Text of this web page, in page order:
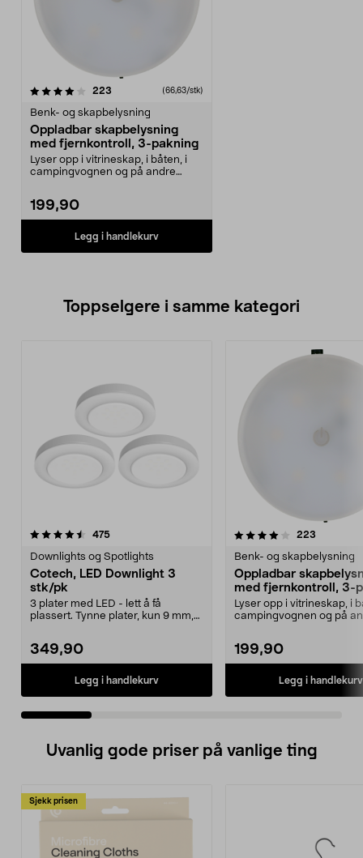
223 anmeldelser(66,63/stk)
Benk- og skapbelysning
Oppladbar skapbelysning
med fjernkontroll, 3-pakning
Lyser opp i vitrineskap, i båten, i
campingvognen og på andre
199,90
Legg i handlekurv
Toppselgere i samme kategori
475anmeldelser
Downlights og Spotlights
Cotech, LED Downlight 3
stk/pk
3 plater med LED - lett å få
plassert. Tynne plater, kun 9 mm,
349,90
Legg i handlekurv
4.0 av 5 stjerner 223
Benk- og skapbelysning
Oppladbar
med fjernkontroll, 3-
Lyser opp i vitrineskap, i
campingvognen og på
199,90
Legg i handlekurv
4.5 av 5 stjerner
Uvanlig gode priser på vanlige ting
Sjekk prisen